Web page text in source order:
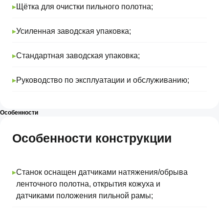
▸Щётка для очистки пильного полотна;
▸Усиленная заводская упаковка;
▸Стандартная заводская упаковка;
▸Руководство по эксплуатации и обслуживанию;
Особенности
Особенности конструкции
▸Станок оснащен датчиками натяжения/обрыва
ленточного полотна, открытия кожуха и
датчиками положения пильной рамы;
Не нашли